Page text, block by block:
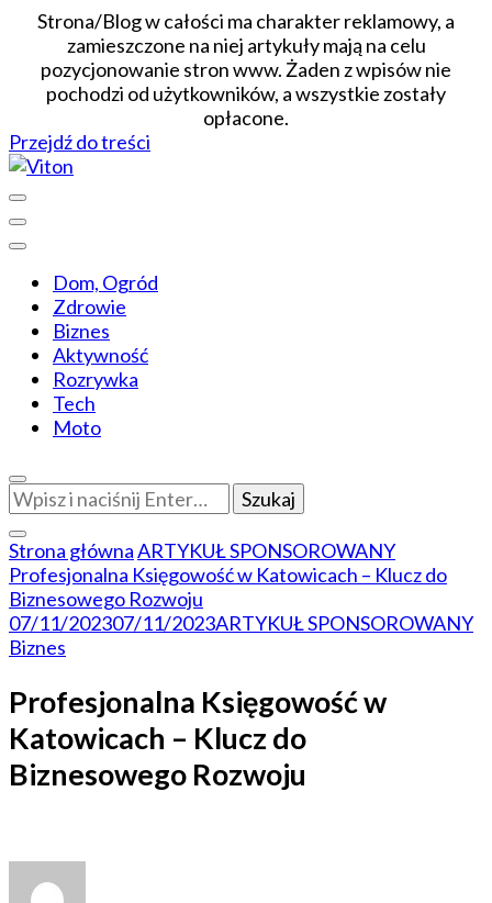
Strona/Blog w całości ma charakter reklamowy, a
zamieszczone na niej artykuły mają na celu
pozycjonowanie stron www. Żaden z wpisów nie
pochodzi od użytkowników, a wszystkie zostały
opłacone.
Przejdź do treści
Viton
Dom, Ogród
Zdrowie
Biznes
Aktywność
Rozrywka
Tech
Moto
Szukasz
czegoś?
Strona głównaARTYKUŁ SPONSOROWANY
Profesjonalna Księgowość w Katowicach – Klucz do
Biznesowego Rozwoju
07/11/202307/11/2023ARTYKUŁ SPONSOROWANY
Biznes
Profesjonalna Księgowość w
Katowicach – Klucz do
Biznesowego Rozwoju